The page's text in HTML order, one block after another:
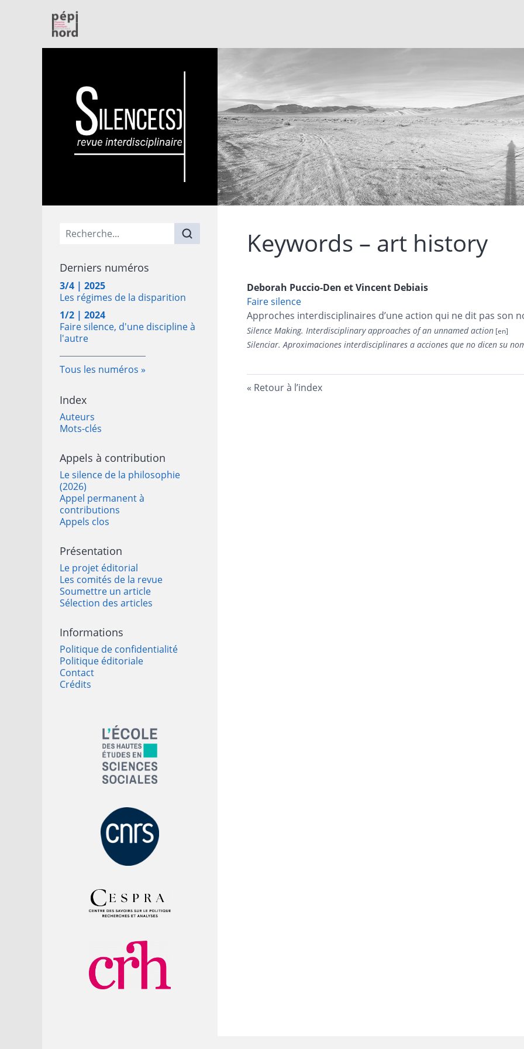
Menu principal
Derniers numéros
3/4 | 2025
Les régimes de la disparition
1/2 | 2024
Faire silence, d'une discipline à
l'autre
Tous les numéros
Index
Auteurs
Mots-clés
Appels à contribution
Le silence de la philosophie
(2026)
Appel permanent à
contributions
Appels clos
Présentation
Le projet éditorial
Les comités de la revue
Soumettre un article
Sélection des articles
Informations
Politique de confidentialité
Politique éditoriale
Contact
Crédits
Affiliations/partenaires
Keywords – art history
Deborah Puccio-Den etVincent Debiais
Faire silence
Approches interdisciplinaires d’une action qui ne dit pas son
Silence Making. Interdisciplinary approaches of an unnamed action
Silenciar. Aproximaciones interdisciplinares a acciones que no dicen su
Retour à l’index